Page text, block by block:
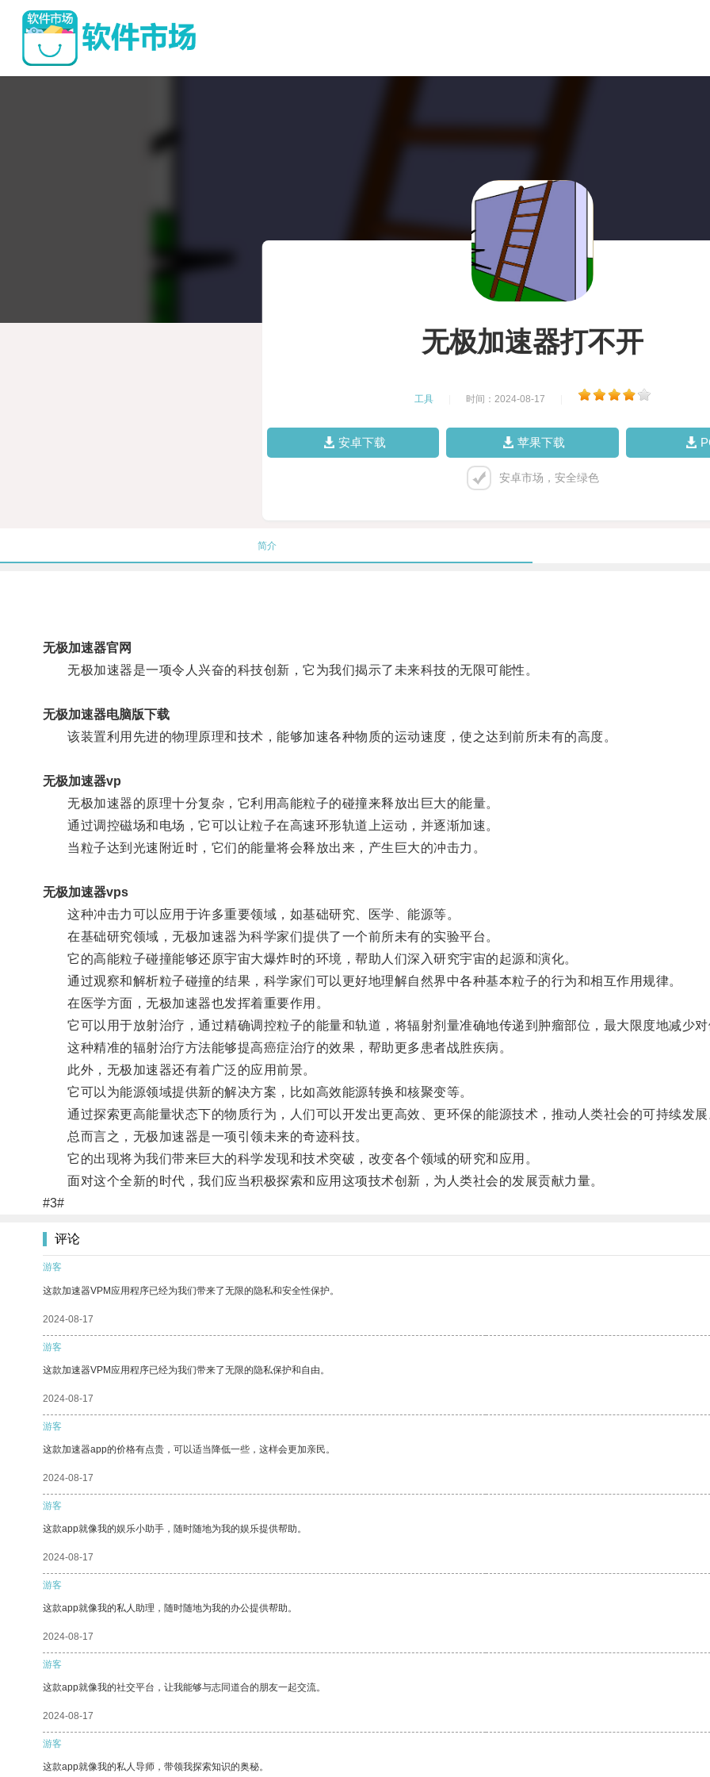
无极加速器打不开
工具 时间：2024-08-17
安卓下载 苹果下载
安卓市场，安全绿色
简介
无极加速器官网
无极加速器是一项令人兴奋的科技创新，它为我们揭示了未来科技的无限可能性。
无极加速器电脑版下载
该装置利用先进的物理原理和技术，能够加速各种物质的运动速度，使之达到前所未有的高度。
无极加速器vp
无极加速器的原理十分复杂，它利用高能粒子的碰撞来释放出巨大的能量。
通过调控磁场和电场，它可以让粒子在高速环形轨道上运动，并逐渐加速。
当粒子达到光速附近时，它们的能量将会释放出来，产生巨大的冲击力。
无极加速器vps
这种冲击力可以应用于许多重要领域，如基础研究、医学、能源等。
在基础研究领域，无极加速器为科学家们提供了一个前所未有的实验平台。
它的高能粒子碰撞能够还原宇宙大爆炸时的环境，帮助人们深入研究宇宙的起源和演化。
通过观察和解析粒子碰撞的结果，科学家们可以更好地理解自然界中各种基本粒子的行为和相互作用规律。
在医学方面，无极加速器也发挥着重要作用。
它可以用于放射治疗，通过精确调控粒子的能量和轨道，将辐射剂量准确地传递到肿瘤部位，最大限度地减少对
这种精准的辐射治疗方法能够提高癌症治疗的效果，帮助更多患者战胜疾病。
此外，无极加速器还有着广泛的应用前景。
它可以为能源领域提供新的解决方案，比如高效能源转换和核聚变等。
通过探索更高能量状态下的物质行为，人们可以开发出更高效、更环保的能源技术，推动人类社会的可持续发展
总而言之，无极加速器是一项引领未来的奇迹科技。
它的出现将为我们带来巨大的科学发现和技术突破，改变各个领域的研究和应用。
面对这个全新的时代，我们应当积极探索和应用这项技术创新，为人类社会的发展贡献力量。
#3#
评论
游客
这款加速器VPM应用程序已经为我们带来了无限的隐私和安全性保护。
2024-08-17
游客
这款加速器VPM应用程序已经为我们带来了无限的隐私保护和自由。
2024-08-17
游客
这款加速器app的价格有点贵，可以适当降低一些，这样会更加亲民。
2024-08-17
游客
这款app就像我的娱乐小助手，随时随地为我的娱乐提供帮助。
2024-08-17
游客
这款app就像我的私人助理，随时随地为我的办公提供帮助。
2024-08-17
游客
这款app就像我的社交平台，让我能够与志同道合的朋友一起交流。
2024-08-17
游客
这款app就像我的私人导师，带领我探索知识的奥秘。